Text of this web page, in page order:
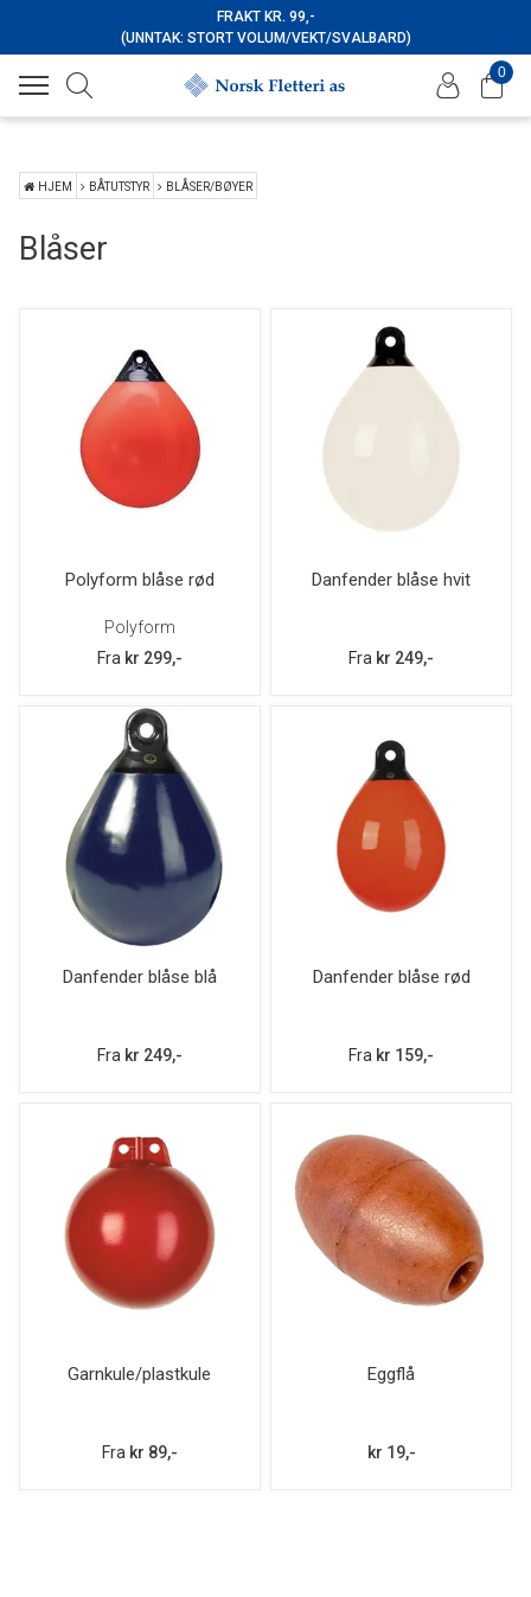
FRAKT KR. 99,-
(UNNTAK: STORT VOLUM/VEKT/SVALBARD)
0
HJEM BÅTUTSTYR BLÅSER/BØYER
Blåser
Polyform blåse rød
Polyform
Fra kr 299,-
Danfender blåse hvit
Fra kr 249,-
Danfender blåse blå
Fra kr 249,-
Danfender blåse rød
Fra kr 159,-
Garnkule/plastkule
Fra kr 89,-
Eggflå
kr 19,-